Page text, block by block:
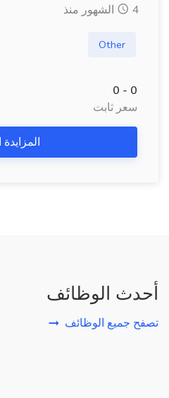
4 الشهور منذ
Other
0 - 0
سعر ثابت
المزايدة
أحدث الوظائف
تصفح جميع الوظائف